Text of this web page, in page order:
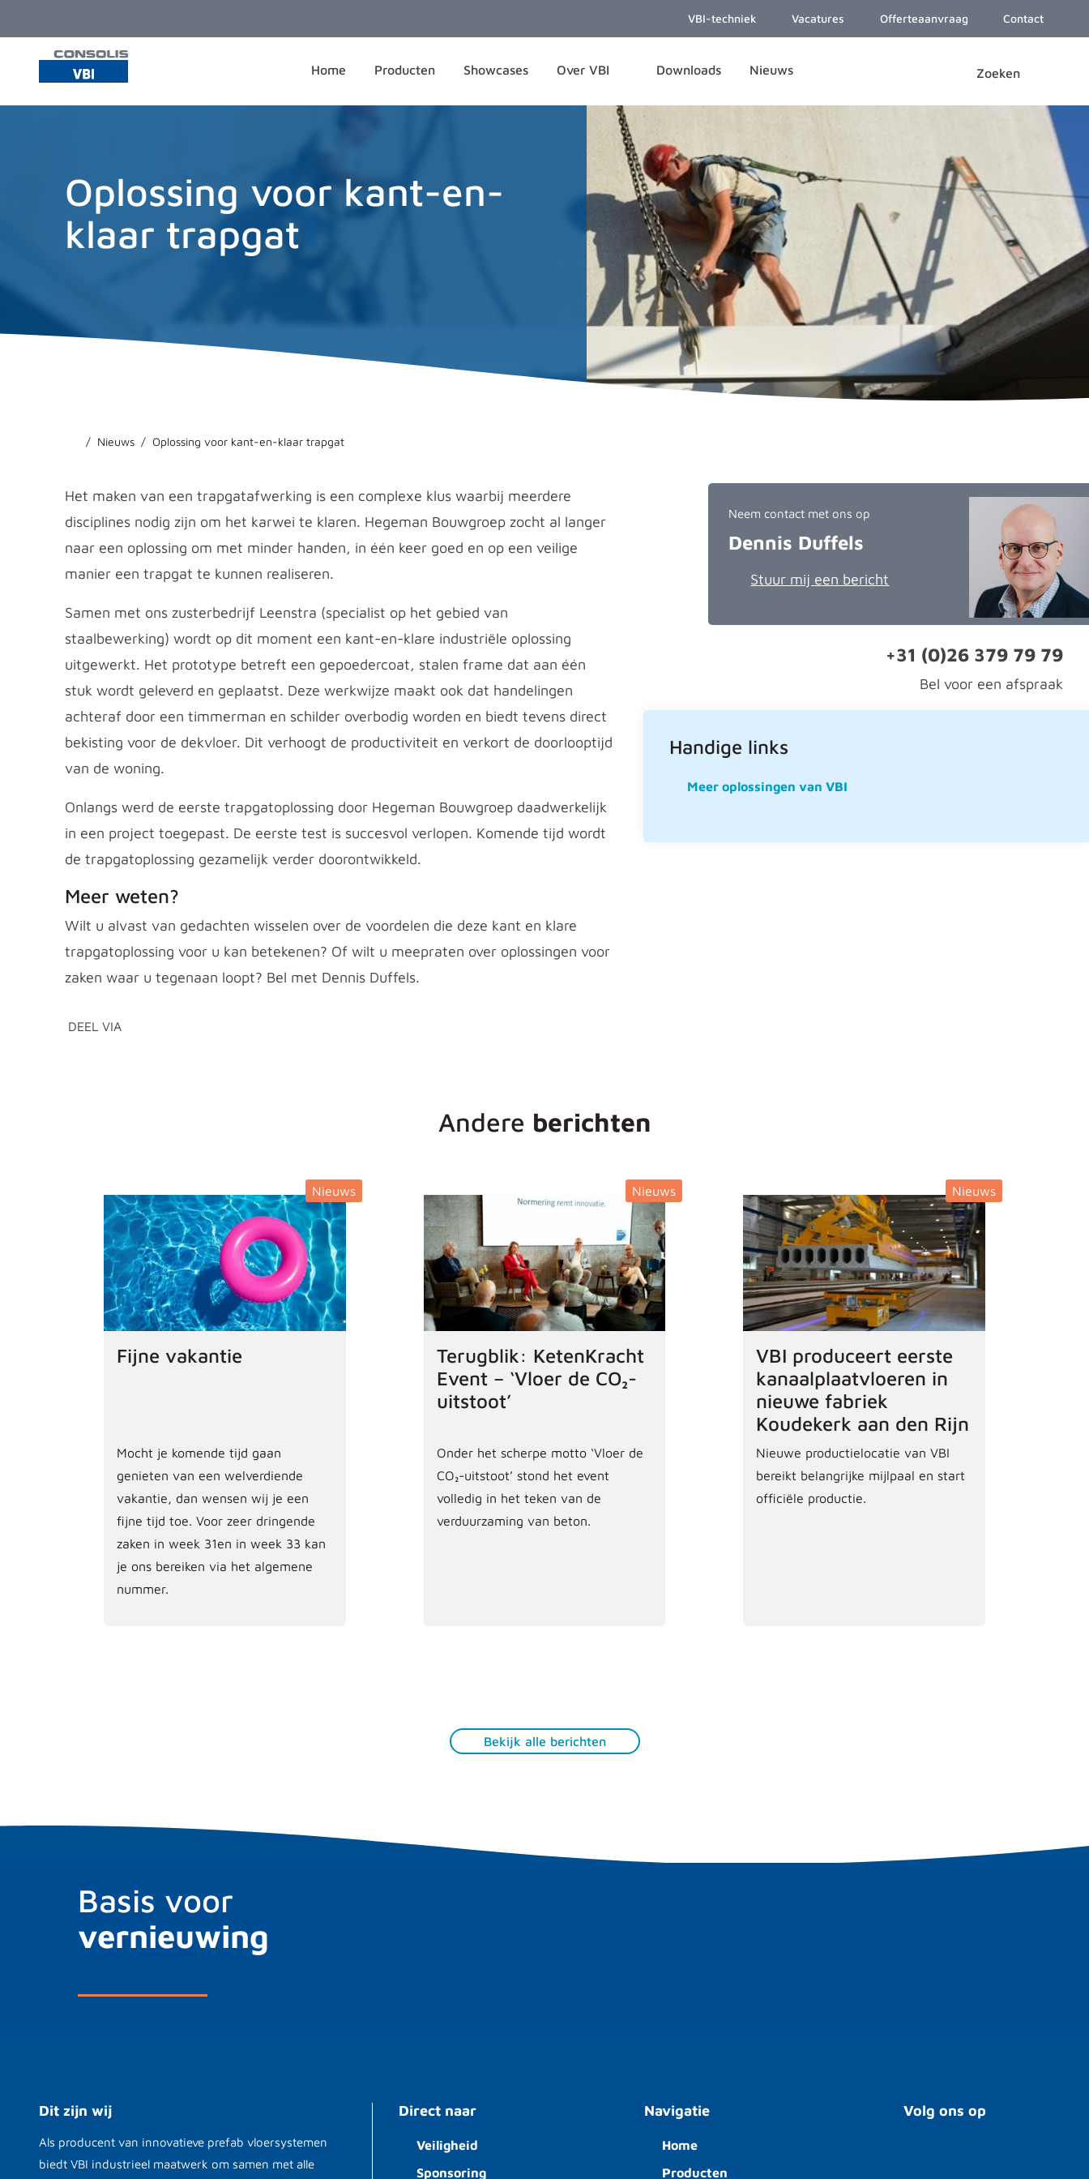
VBI-techniek Vacatures Offerteaanvraag Contact
Home Producten Showcases Over VBI Downloads Nieuws
Oplossing voor kant-en-
klaar trapgat
Nieuws Oplossing voor kant-en-klaar trapgat
Het maken van een trapgatafwerking is een complexe klus waarbij meerdere
disciplines nodig zijn om het karwei te klaren. Hegeman Bouwgroep zocht al langer
naar een oplossing om met minder handen, in één keer goed en op een veilige
manier een trapgat te kunnen realiseren.
Samen met ons zusterbedrijf Leenstra (specialist op het gebied van
staalbewerking) wordt op dit moment een kant-en-klare industriële oplossing
uitgewerkt. Het prototype betreft een gepoedercoat, stalen frame dat aan één
stuk wordt geleverd en geplaatst. Deze werkwijze maakt ook dat handelingen
achteraf door een timmerman en schilder overbodig worden en biedt tevens direct
bekisting voor de dekvloer. Dit verhoogt de productiviteit en verkort de doorlooptijd
van de woning.
Onlangs werd de eerste trapgatoplossing door Hegeman Bouwgroep daadwerkelijk
in een project toegepast. De eerste test is succesvol verlopen. Komende tijd wordt
de trapgatoplossing gezamelijk verder doorontwikkeld.
Meer weten?
Wilt u alvast van gedachten wisselen over de voordelen die deze kant en klare
trapgatoplossing voor u kan betekenen? Of wilt u meepraten over oplossingen voor
zaken waar u tegenaan loopt? Bel met Dennis Duffels.
Neem contact met ons op
Dennis Duffels
Stuur mij een bericht
+31 (0)26 379 79 79
Bel voor een afspraak
Handige links
Meer oplossingen van VBI
DEEL VIA
Andere berichten
Nieuws
Fijne vakantie
Mocht je komende tijd gaan
genieten van een welverdiende
vakantie, dan wensen wij je een
fijne tijd toe. Voor zeer dringende
zaken in week 31en in week 33 kan
je ons bereiken via het algemene
nummer.
Nieuws
Terugblik: KetenKracht
Event – ‘Vloer de CO₂-
uitstoot’
Onder het scherpe motto ‘Vloer de
CO₂-uitstoot’ stond het event
volledig in het teken van de
verduurzaming van beton.
Nieuws
VBI produceert eerste
kanaalplaatvloeren in
nieuwe fabriek
Koudekerk aan den Rijn
Nieuwe productielocatie van VBI
bereikt belangrijke mijlpaal en start
officiële productie.
Bekijk alle berichten
Basis voor
vernieuwing
Dit zijn wij
Als producent van innovatieve prefab vloersystemen
biedt VBI industrieel maatwerk om samen met alle
Direct naar
Veiligheid
Sponsoring
Navigatie
Home
Producten
Volg ons op